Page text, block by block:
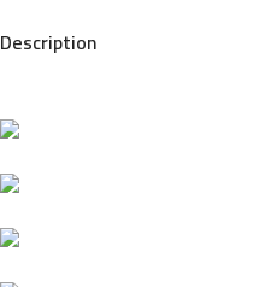
Panel
panel
Panel
Panel
Description